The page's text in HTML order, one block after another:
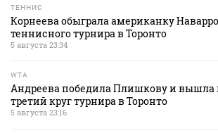
ТЕННИС
Корнеева обыграла американку
теннисного турнира в Торонто
5 августа 23:34
WTA
Андреева победила Плишкову и вышла
третий круг турнира в Торонто
5 августа 23:16